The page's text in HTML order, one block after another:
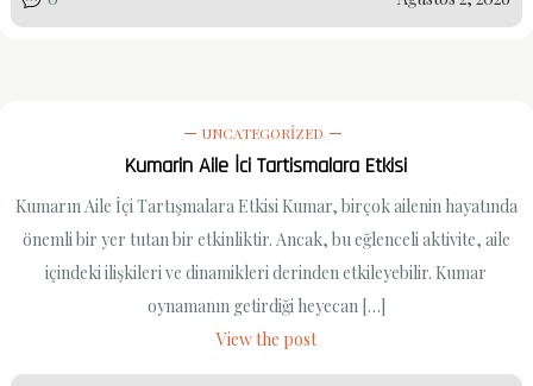
UNCATEGORIZED
Kumarin Aile İci Tartismalara Etkisi
Kumarın Aile İçi Tartışmalara Etkisi Kumar, birçok ailenin hayatında
önemli bir yer tutan bir etkinliktir. Ancak, bu eğlenceli aktivite, aile
içindeki ilişkileri ve dinamikleri derinden etkileyebilir. Kumar
oynamanın getirdiği heyecan […]
View the post